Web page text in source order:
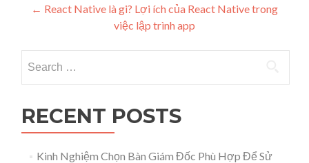
Post navigation
← React Native là gi? Lợi ích của React Native trong
việc lập trình app
RECENT POSTS
Kinh Nghiệm Chọn Bàn Giám Đốc Phù Hợp Để Sử